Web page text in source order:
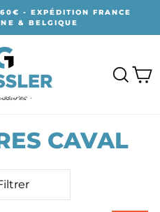
- EXPÉDITION FRANCE
& BELGIQUE
CAVAL